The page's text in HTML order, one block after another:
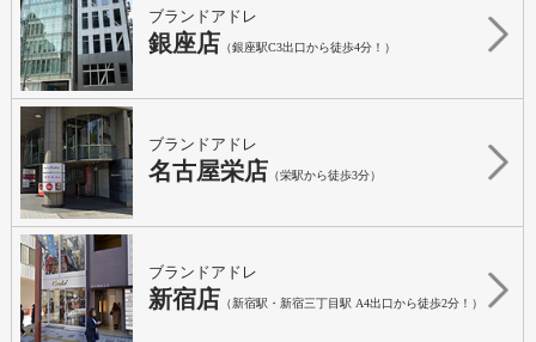
ブランドアドレ
銀座店 （銀座駅C3出口から徒歩4分！）
ブランドアドレ
名古屋栄店 （栄駅から徒歩3分）
ブランドアドレ
新宿店 （新宿駅・新宿三丁目駅 A4出口から徒歩2分！）